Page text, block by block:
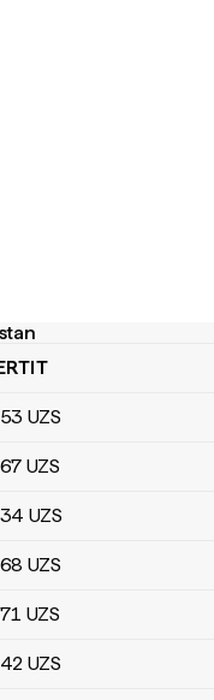
UZS
UZS
UZS
UZS
UZS
UZS